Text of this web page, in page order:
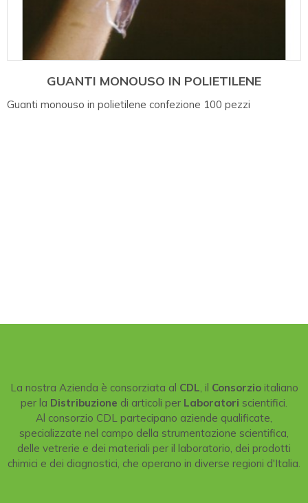
GUANTI MONOUSO IN POLIETILENE
Guanti monouso in polietilene confezione 100 pezzi
La nostra Azienda è consorziata al CDL , il Consorzioitaliano
per la Distribuzione di articoli per Laboratori scientifici.
Al consorzio CDL partecipano aziende qualificate,
specializzate nel campo della strumentazione scientifica,
delle vetrerie e dei materiali per il laboratorio, dei prodotti
chimici e dei diagnostici, che operano in diverse regioni d'Italia.